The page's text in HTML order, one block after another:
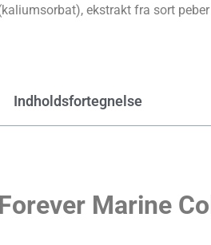
ekstrakt fra sort
Indholdsfortegnelse
Forever Marine